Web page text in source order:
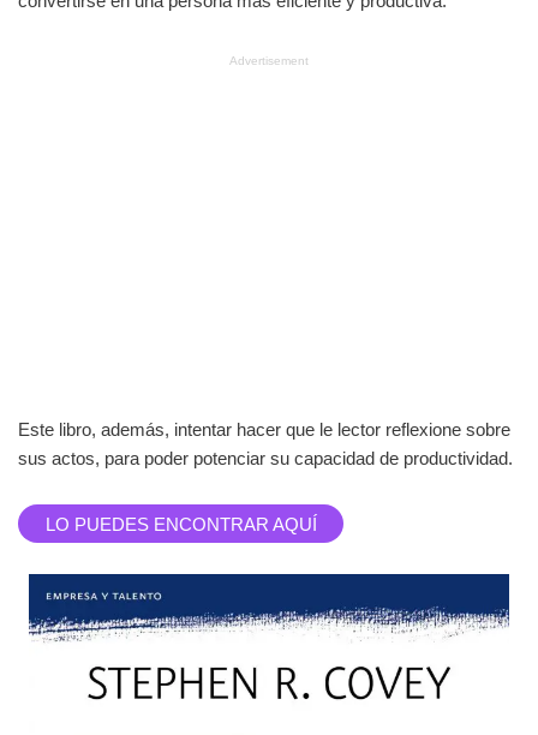
Advertisement
Este libro, además, intentar hacer que le lector reflexione sobre
sus actos, para poder potenciar su capacidad de productividad.
LO PUEDES ENCONTRAR AQUÍ